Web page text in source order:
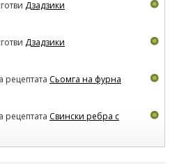
Дзадзики
Дзадзики
рецептата Сьомга на фурна
рецептата Свински ребра с